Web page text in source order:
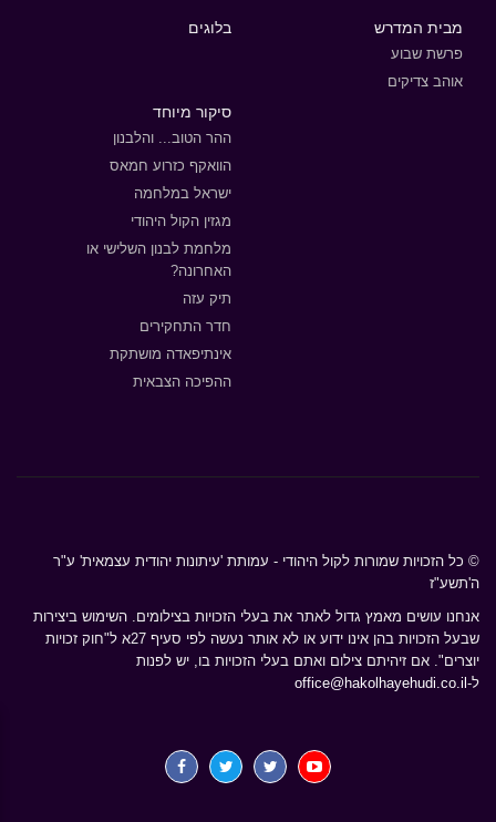
מבית המדרש
פרשת שבוע
אוהב צדיקים
בלוגים
סיקור מיוחד
ההר הטוב... והלבנון
הוואקף כזרוע חמאס
ישראל במלחמה
מגזין הקול היהודי
מלחמת לבנון השלישי או
האחרונה?
תיק עזה
חדר התחקירים
אינתיפאדה מושתקת
ההפיכה הצבאית
© כל הזכויות שמורות לקול היהודי - עמותת 'עיתונות יהודית עצמאית' ע"ר
ה'תשע"ז
אנחנו עושים מאמץ גדול לאתר את בעלי הזכויות בצילומים. השימוש ביצירות
שבעל הזכויות בהן אינו ידוע או לא אותר נעשה לפי סעיף 27א ל"חוק זכויות
יוצרים". אם זיהיתם צילום ואתם בעלי הזכויות בו, יש לפנות
ל- office@hakolhayehudi.co.il